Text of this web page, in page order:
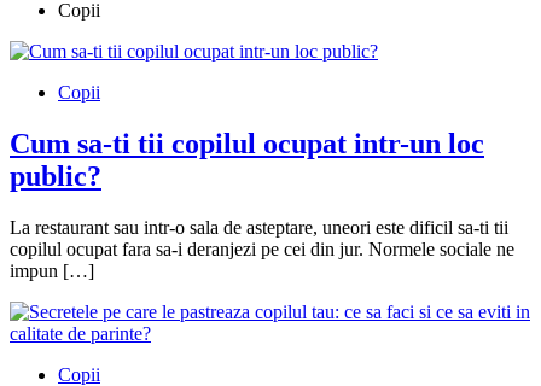
Copii
Copii
Cum sa-ti tii copilul ocupat intr-un loc
public?
La restaurant sau intr-o sala de asteptare, uneori este dificil sa-ti tii
copilul ocupat fara sa-i deranjezi pe cei din jur. Normele sociale ne
impun […]
Copii